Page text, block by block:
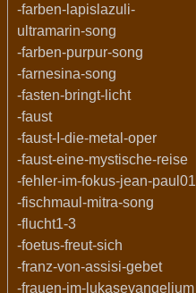
-farben-lapislazuli-
ultramarin-song
-farben-purpur-song
-farnesina-song
-fasten-bringt-licht
-faust
-faust-I-die-metal-oper
-faust-eine-mystische-reise
-fehler-im-fokus-jean-paul01
-fischmaul-mitra-song
-flucht1-3
-foetus-freut-sich
-franz-von-assisi-gebet
-frauen-im-lukasevangelium